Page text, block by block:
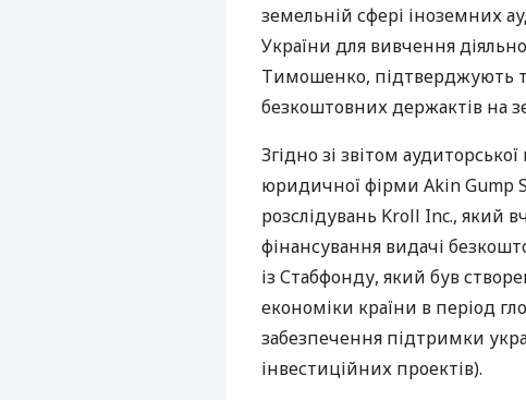
земельній сфері іноземних
України для вивчення
Тимошенко, підтверджують
безкоштовних держактів на
Згідно зі звітом
юридичної фірми Akin Gump
розслідувань Kroll Inc., який
фінансування видачі
із Стабфонду, який був
економіки країни в період
забезпечення підтримки
інвестиційних проектів).